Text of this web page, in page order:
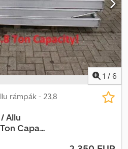
1 / 6
rámpák - 23,8
Allu
Capa...